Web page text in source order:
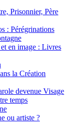
Prisonnier, Père
: Pérégrinations
en image : Livres
la Création
devenue Visage
temps
ou artiste ?